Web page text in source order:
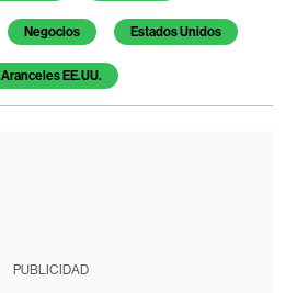
Negocios Estados Unidos
Aranceles EE.UU.
PUBLICIDAD